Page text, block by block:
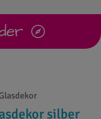
silber